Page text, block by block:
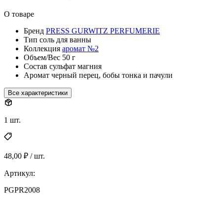
О товаре
Бренд PRESS GURWITZ PERFUMERIE
Тип соль для ванны
Коллекция аромат №2
Объем/Вес 50 г
Состав сульфат магния
Аромат черный перец, бобы тонка и пачули
Все характеристики
1 шт.
48,00 ₽ / шт.
Артикул:
PGPR2008